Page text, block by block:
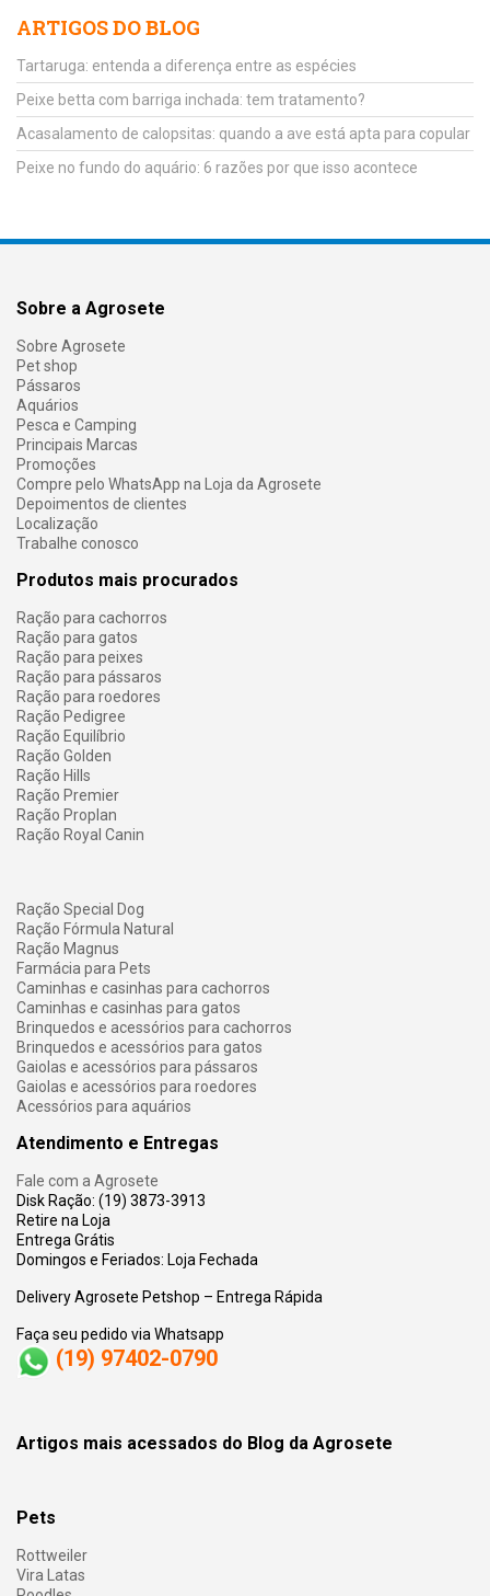
ARTIGOS DO BLOG
Tartaruga: entenda a diferença entre as espécies
Peixe betta com barriga inchada: tem tratamento?
Acasalamento de calopsitas: quando a ave está apta para copular
Peixe no fundo do aquário: 6 razões por que isso acontece
Sobre a Agrosete
Sobre Agrosete
Pet shop
Pássaros
Aquários
Pesca e Camping
Principais Marcas
Promoções
Compre pelo WhatsApp na Loja da Agrosete
Depoimentos de clientes
Localização
Trabalhe conosco
Produtos mais procurados
Ração para cachorros
Ração para gatos
Ração para peixes
Ração para pássaros
Ração para roedores
Ração Pedigree
Ração Equilíbrio
Ração Golden
Ração Hills
Ração Premier
Ração Proplan
Ração Royal Canin
Ração Special Dog
Ração Fórmula Natural
Ração Magnus
Farmácia para Pets
Caminhas e casinhas para cachorros
Caminhas e casinhas para gatos
Brinquedos e acessórios para cachorros
Brinquedos e acessórios para gatos
Gaiolas e acessórios para pássaros
Gaiolas e acessórios para roedores
Acessórios para aquários
Atendimento e Entregas
Fale com a Agrosete
Disk Ração: (19) 3873-3913
Retire na Loja
Entrega Grátis
Domingos e Feriados: Loja Fechada
Delivery Agrosete Petshop – Entrega Rápida
Faça seu pedido via Whatsapp
(19) 97402-0790
Artigos mais acessados do Blog da Agrosete
Pets
Rottweiler
Vira Latas